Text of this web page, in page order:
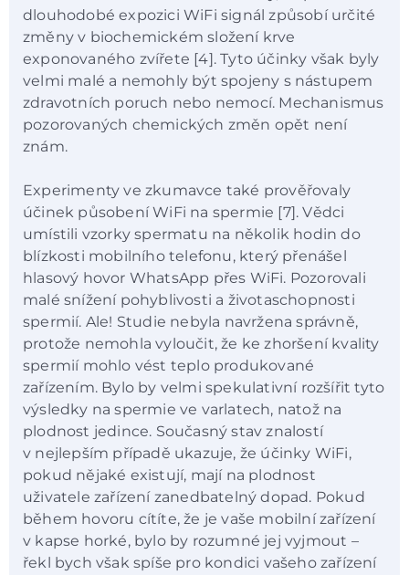
dlouhodobé expozici WiFi signál způsobí určité
změny v biochemickém složení krve
exponovaného zvířete [4]. Tyto účinky však byly
velmi malé a nemohly být spojeny s nástupem
zdravotních poruch nebo nemocí. Mechanismus
pozorovaných chemických změn opět není
znám.
Experimenty ve zkumavce také prověřovaly
účinek působení WiFi na spermie [7]. Vědci
umístili vzorky spermatu na několik hodin do
blízkosti mobilního telefonu, který přenášel
hlasový hovor WhatsApp přes WiFi. Pozorovali
malé snížení pohyblivosti a životaschopnosti
spermií. Ale! Studie nebyla navržena správně,
protože nemohla vyloučit, že ke zhoršení kvality
spermií mohlo vést teplo produkované
zařízením. Bylo by velmi spekulativní rozšířit tyto
výsledky na spermie ve varlatech, natož na
plodnost jedince. Současný stav znalostí
v nejlepším případě ukazuje, že účinky WiFi,
pokud nějaké existují, mají na plodnost
uživatele zařízení zanedbatelný dopad. Pokud
během hovoru cítíte, že je vaše mobilní zařízení
v kapse horké, bylo by rozumné jej vyjmout –
řekl bych však spíše pro kondici vašeho zařízení